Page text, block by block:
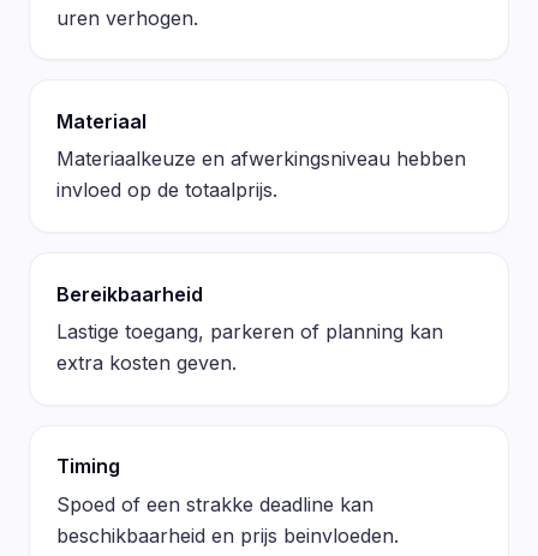
uren verhogen.
Materiaal
Materiaalkeuze en afwerkingsniveau hebben
invloed op de totaalprijs.
Bereikbaarheid
Lastige toegang, parkeren of planning kan
extra kosten geven.
Timing
Spoed of een strakke deadline kan
beschikbaarheid en prijs beinvloeden.